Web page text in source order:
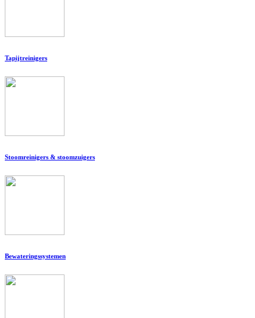
Tapijtreinigers
Stoomreinigers & stoomzuigers
Bewateringssystemen